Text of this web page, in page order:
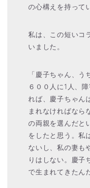
の心構えを持って
私は、この短いコ
いました。
「慶子ちゃん、う
６００人に1人、
れば、慶子ちゃん
まれなければなら
の両親を選んだと
をしたと思う。私
ないし、私の妻も
りはしない。慶子
で生まれてきたん